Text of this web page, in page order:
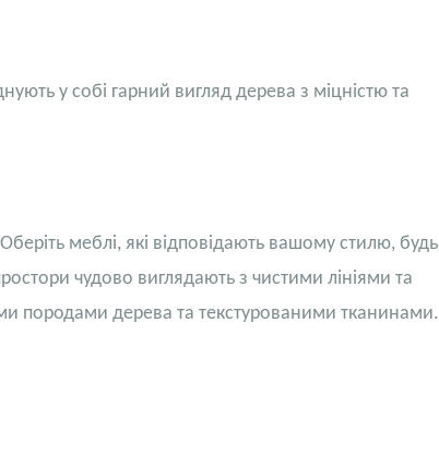
у собі гарний вигляд дерева з міцністю та
меблі, які відповідають вашому стилю, будь
чудово виглядають з чистими лініями та
породами дерева та текстурованими тканинами.